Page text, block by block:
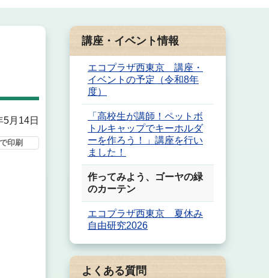
月14日
印刷
講座・イベント情報
エコプラザ西東京 講座・
イベントの予定（令和8年
度）
「高校生が講師！ペットボ
トルキャップでキーホルダ
ーを作ろう！」講座を行い
ました！
作ってみよう、ゴーヤの緑
のカーテン
エコプラザ西東京 夏休み
自由研究2026
よくある質問